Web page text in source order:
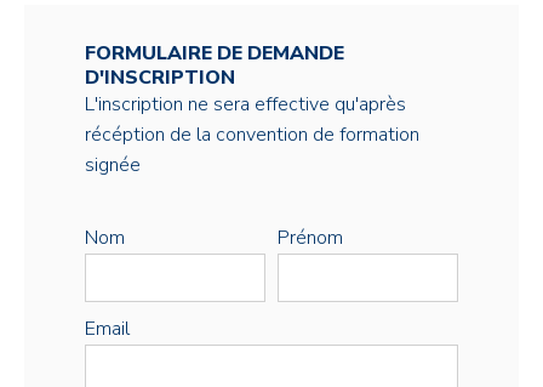
FORMULAIRE DE DEMANDE
D'INSCRIPTION
L'inscription ne sera effective qu'après
récéption de la convention de formation
signée
Nom Prénom
Email